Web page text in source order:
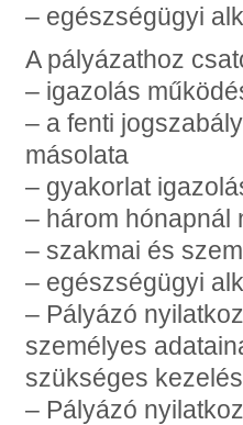
– egészségügyi
A pályázathoz
– igazolás
– a fenti
másolata
– gyakorlat
– három hónapnál
– szakmai és
– egészségügyi
– Pályázó
személyes
szükséges
– Pályázó